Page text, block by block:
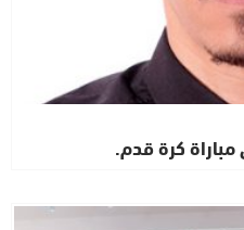
كرة قدم.